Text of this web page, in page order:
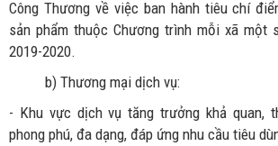
Công Thương về việc ban hành tiêu chí
sản phẩm thuộc Chương trình mỗi xã một
2019-2020.
b) Thương mại dịch vụ:
- Khu vực dịch vụ tăng trưởng khả quan,
phong phú, đa dạng, đáp ứng nhu cầu tiêu